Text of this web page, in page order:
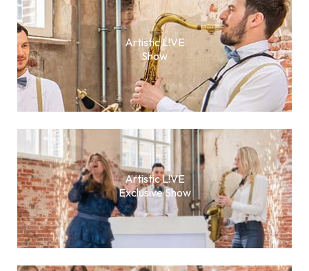
Artistic L!VE
Show
Artistic L!VE
Exclusive Show